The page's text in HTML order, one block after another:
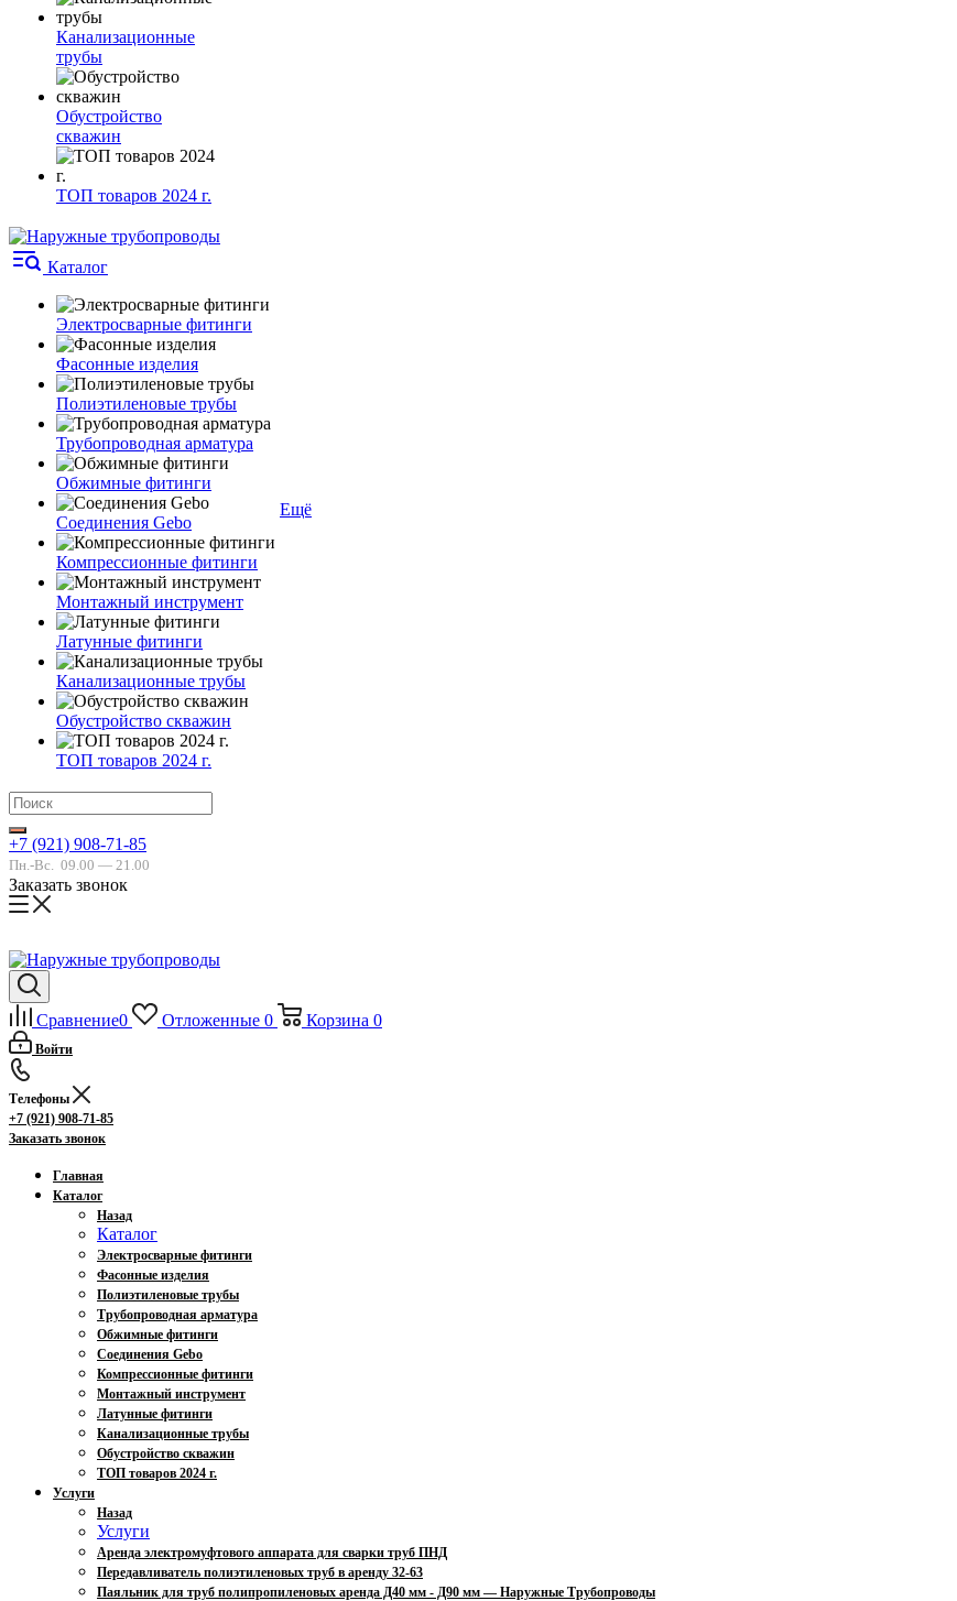
Канализационные
трубы
Обустройство
скважин
ТОП товаров 2024 г.
Каталог
Электросварные фитинги
Фасонные изделия
Полиэтиленовые трубы
Трубопроводная арматура
Обжимные фитинги
Соединения Gebo
Компрессионные фитинги
Монтажный инструмент
Латунные фитинги
Канализационные трубы
Обустройство скважин
ТОП товаров 2024 г.
Ещё
+7 (921) 908-71-85
Пн.-Вс. 09.00 — 21.00
Заказать звонок
Сравнение0 Отложенные 0 Корзина 0
Войти
Телефоны
+7 (921) 908-71-85
Заказать звонок
Главная
Каталог
Назад
Каталог
Электросварные фитинги
Фасонные изделия
Полиэтиленовые трубы
Трубопроводная арматура
Обжимные фитинги
Соединения Gebo
Компрессионные фитинги
Монтажный инструмент
Латунные фитинги
Канализационные трубы
Обустройство скважин
ТОП товаров 2024 г.
Услуги
Назад
Услуги
Аренда электромуфтового аппарата для сварки труб ПНД
Передавливатель полиэтиленовых труб в аренду 32-63
Паяльник для труб полипропиленовых аренда Д40 мм - Д90 мм — Наружные Трубопроводы